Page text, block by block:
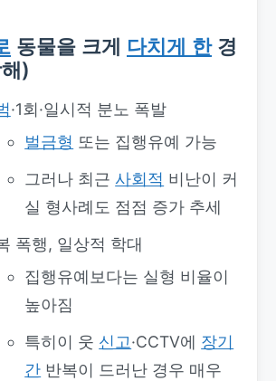
동물을 크게 다치게 한경
)
·1회·일시적 분노 폭발
벌금형 또는 집행유예 가능
그러나 최근 사회적 비난이 커
실 형사례도 점점 증가 추세
폭행, 일상적 학대
집행유예보다는 실형 비율이
높아짐
특히이 웃 신고·CCTV에 장기
간 반복이 드러난 경우 매우